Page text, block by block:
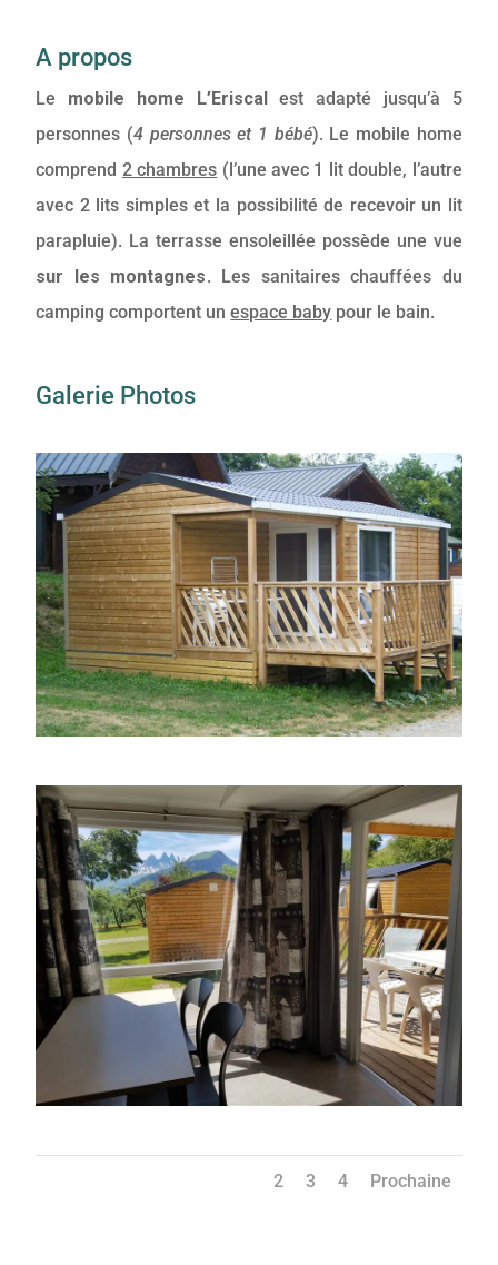
A propos
Le mobile home L’Eriscalest adapté jusqu’à 5
personnes (4 personnes et 1 bébé). Le mobile home
comprend 2 chambres (l’une avec 1 lit double, l’autre
avec 2 lits simples et la possibilité de recevoir un lit
parapluie). La terrasse ensoleillée possède une vue
sur les montagnes. Les sanitaires chauffées du
camping comportent unespace baby pour le bain.
Galerie Photos
2 3 4 Prochaine